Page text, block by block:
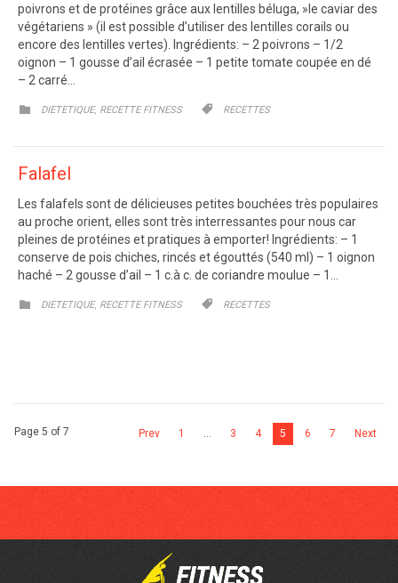
poivrons et de protéines grâce aux lentilles béluga, »le caviar des
végétariens » (il est possible d’utiliser des lentilles corails ou
encore des lentilles vertes). Ingrédients: – 2 poivrons – 1/2
oignon – 1 gousse d’ail écrasée – 1 petite tomate coupée en dé
– 2 carré…
 CATEGORY
DIETETIQUE, RECETTE FITNESS  CATEGORY
RECETTES
Falafel
Les falafels sont de délicieuses petites bouchées très populaires
au proche orient, elles sont très interressantes pour nous car
pleines de protéines et pratiques à emporter! Ingrédients: – 1
conserve de pois chiches, rincés et égouttés (540 ml) – 1 oignon
haché – 2 gousse d’ail – 1 c.à c. de coriandre moulue – 1…
 CATEGORY
DIETETIQUE, RECETTE FITNESS  CATEGORY
RECETTES
Page 5 of 7 Prev 1 3 4 5 6 7 Next